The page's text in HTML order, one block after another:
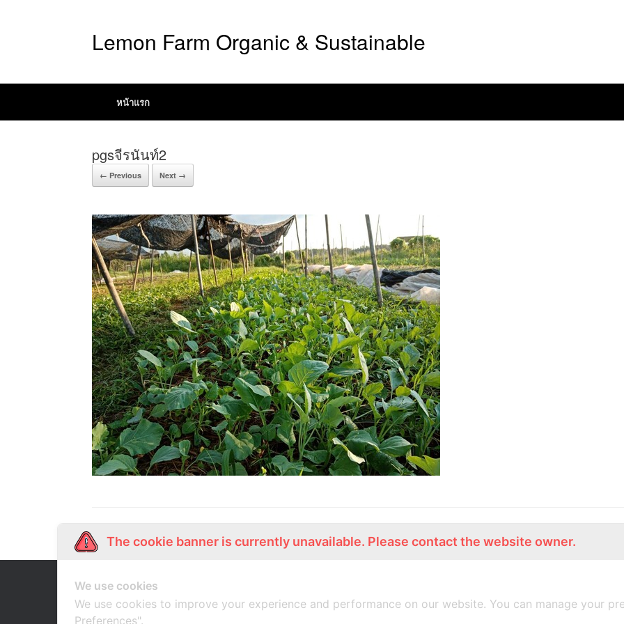
Lemon Farm Organic & Sustainable
หน้าแรก
pgsจีรนันท์2
← Previous Next →
Our Story
เกี่ยวกับเรา ช้อปออนไลน์ สมัครงาน ร้านอาหารอินทรีย์
The cookie banner is currently unavailable. Please contact the website owner.
We use cookies
We use cookies to improve your experience and performance on our website. You can manage your
Preferences".